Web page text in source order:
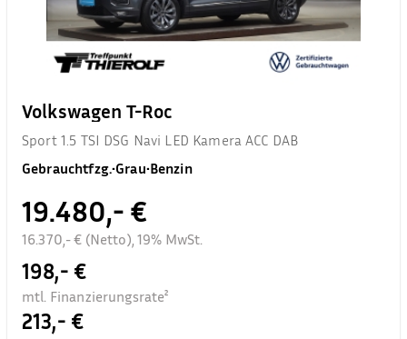
Volkswagen T-Roc
Sport 1.5 TSI DSG Navi LED Kamera ACC DAB
Gebrauchtfzg.•Grau•Benzin
19.480,- €
16.370,- € (Netto), 19% MwSt.
198,- €
mtl. Finanzierungsrate²
213,- €